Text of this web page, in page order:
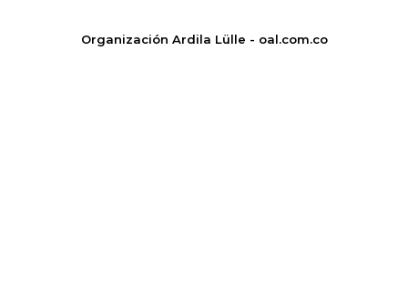
Organización Ardila Lülle - oal.com.co